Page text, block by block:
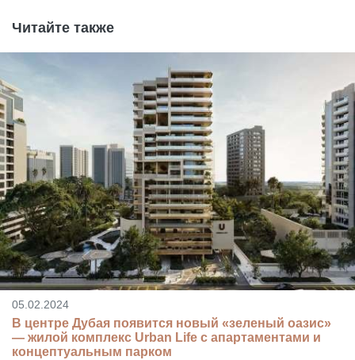
Читайте также
05.02.2024
В центре Дубая появится новый «зеленый оазис»
— жилой комплекс Urban Life с апартаментами и
концептуальным парком